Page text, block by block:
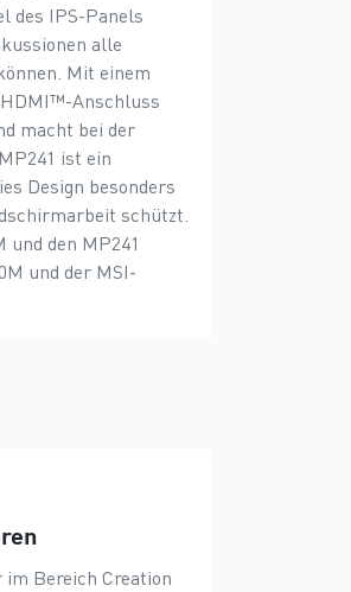
des IPS-Panels
alle
Mit einem
HDMI™-Anschluss
macht bei der
ist ein
Design besonders
schützt.
und den MP241
und der MSI-
Bereich Creation